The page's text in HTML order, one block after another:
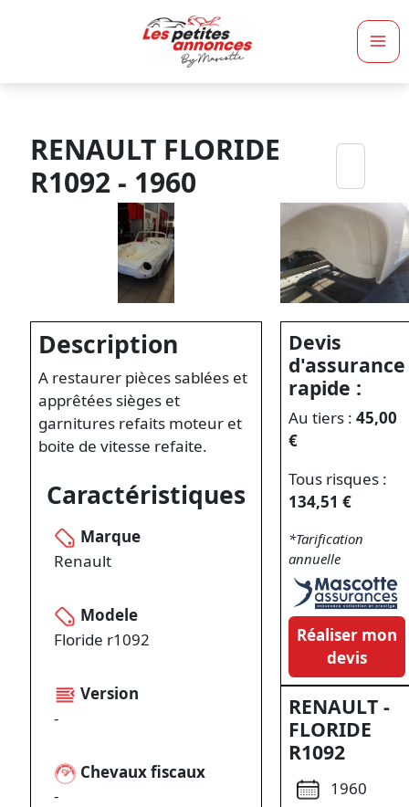
RENAULT FLORIDE
R1092 - 1960
Description
A restaurer pièces sablées et
apprêtées sièges et
garnitures refaits moteur et
boite de vitesse refaite.
Caractéristiques
Marque
Renault
Modele
Floride r1092
Version
-
Chevaux fiscaux
-
Devis
d'assurance
rapide :
Au tiers :45,00
€
Tous risques :
134,51 €
*Tarification
annuelle
Réaliser mon
devis
RENAULT -
FLORIDE
R1092
1960